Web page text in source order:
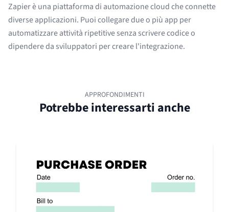
Zapier è una piattaforma di automazione cloud che connette
diverse applicazioni. Puoi collegare due o più app per
automatizzare attività ripetitive senza scrivere codice o
dipendere da sviluppatori per creare l'integrazione.
APPROFONDIMENTI
Potrebbe interessarti anche